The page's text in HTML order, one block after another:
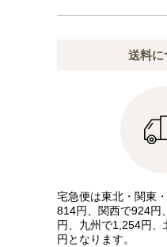
送料に
宅急便は東北・関東
814円、関西で924円
円、九州で1,254円
円となります。